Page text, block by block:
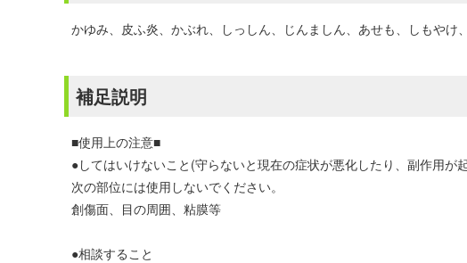
かゆみ、皮ふ炎、かぶれ、しっしん、じんましん、あせも、しもやけ
補足説明
■使用上の注意■
●してはいけないこと(守らないと現在の症状が悪化したり、副作用が
次の部位には使用しないでください。
創傷面、目の周囲、粘膜等
●相談すること